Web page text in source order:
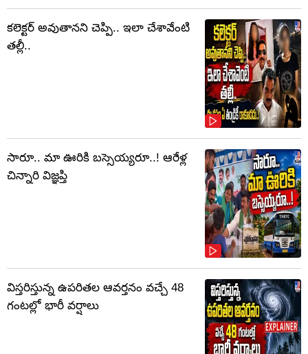
కలెక్టర్‌ అవుతానని చెప్పి.. ఇలా చేశావేంటి
తల్లీ..
సారూ.. మా ఊరికి బస్సెయ్యరూ..! ఆరేళ్ల
చిన్నారి విజ్ఞప్తి
విస్తరిస్తున్న ఉపరితల ఆవర్తనం వచ్చే 48
గంటల్లో భారీ వర్షాలు